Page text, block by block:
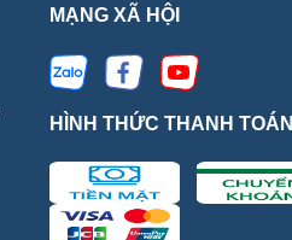
MẠNG XÃ HỘI
HÌNH THỨC THANH TOÁN